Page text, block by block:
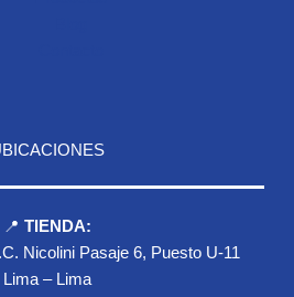
📍 TIENDA:
Nicolini Pasaje 6, Puesto U-11
Lima – Lima